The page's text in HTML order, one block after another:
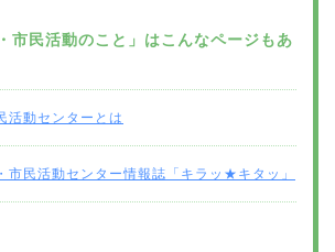
市民活動のこと」はこんなページもあ
活動センターとは
市民活動センター情報誌「キラッ★キタッ」